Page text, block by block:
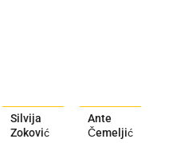
Silvija
Zoković
Ante
Čemeljić